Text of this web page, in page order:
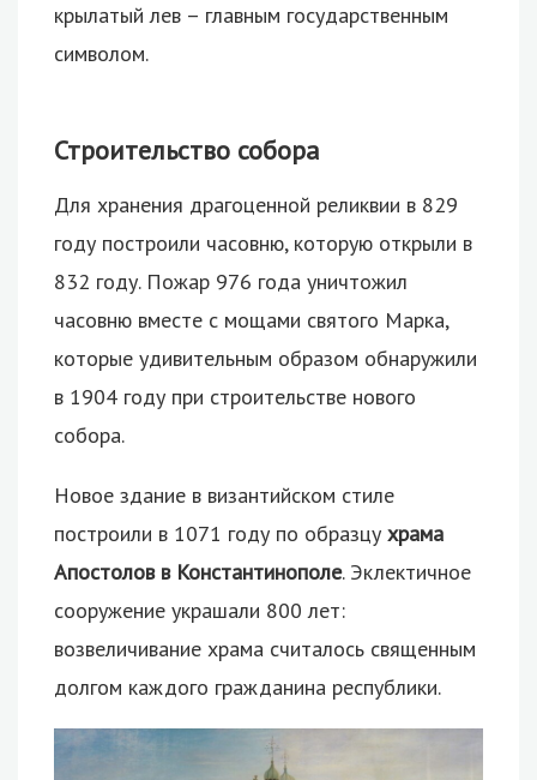
крылатый лев – главным государственным
символом.
Строительство собора
Для хранения драгоценной реликвии в 829
году построили часовню, которую открыли в
832 году. Пожар 976 года уничтожил
часовню вместе с мощами святого Марка,
которые удивительным образом обнаружили
в 1904 году при строительстве нового
собора.
Новое здание в византийском стиле
построили в 1071 году по образцу храма
Апостолов в Константинополе. Эклектичное
сооружение украшали 800 лет:
возвеличивание храма считалось священным
долгом каждого гражданина республики.